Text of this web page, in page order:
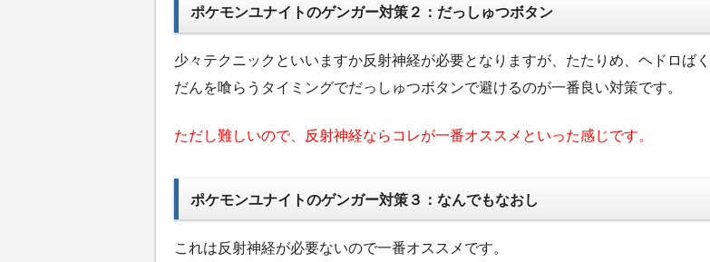
ポケモンユナイトのゲンガー対策２：だっしゅつボタン
少々テクニックといいますか反射神経が必要となりますが、たたりめ、ヘドロばく
だんを喰らうタイミングでだっしゅつボタンで避けるのが一番良い対策です。
ただし難しいので、反射神経ならコレが一番オススメといった感じです。
ポケモンユナイトのゲンガー対策３：なんでもなおし
これは反射神経が必要ないので一番オススメです。